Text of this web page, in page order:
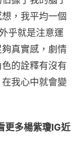
，我平均一個
乎就是注意運
真實感，劇情
的詮釋有沒有
我心中就會變
更多楊紫瓊IG近